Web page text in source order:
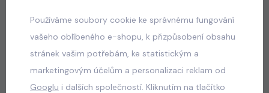
ALO mikina + sukně pudder pink
skladem
Používáme soubory cookie ke správnému fungování
vašeho oblíbeného e-shopu, k přizpůsobení obsahu
stránek vašim potřebám, ke statistickým a
marketingovým účelům a personalizaci reklam od
Googlu i dalších společností. Kliknutím na tlačítko